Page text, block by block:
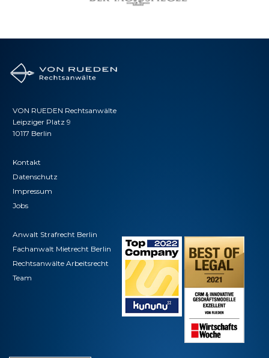
VON RUEDEN Rechtsanwälte
Leipziger Platz 9
10117 Berlin
Kontakt
Datenschutz
Impressum
Jobs
Anwalt Strafrecht Berlin
Fachanwalt Mietrecht Berlin
Rechtsanwälte Arbeitsrecht
Team